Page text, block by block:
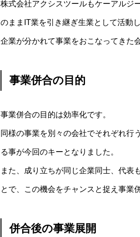
株式会社アクシスツールもケーアルジ
のままIT業を引き継ぎ生業として活動
企業が分かれて事業をおこなってきた
事業併合の目的
事業併合の目的は効率化です。
同様の事業を別々の会社でそれぞれ行
る事が今回のキーとなりました。
また、成り立ちが同じ企業同士、代表
とで、この機会をチャンスと捉え事業
併合後の事業展開